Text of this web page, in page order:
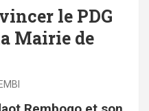
le PDG
Mairie de